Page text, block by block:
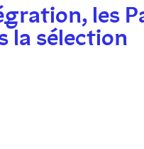
les
la sélection